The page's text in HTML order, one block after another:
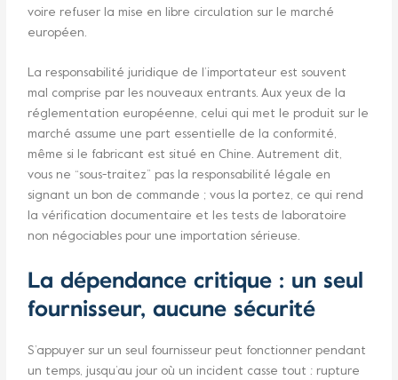
voire refuser la mise en libre circulation sur le marché
européen.
La responsabilité juridique de l’importateur est souvent
mal comprise par les nouveaux entrants. Aux yeux de la
réglementation européenne, celui qui met le produit sur le
marché assume une part essentielle de la conformité,
même si le fabricant est situé en Chine. Autrement dit,
vous ne “sous-traitez” pas la responsabilité légale en
signant un bon de commande ; vous la portez, ce qui rend
la vérification documentaire et les tests de laboratoire
non négociables pour une importation sérieuse.
La dépendance critique : un seul
fournisseur, aucune sécurité
S’appuyer sur un seul fournisseur peut fonctionner pendant
un temps, jusqu’au jour où un incident casse tout : rupture